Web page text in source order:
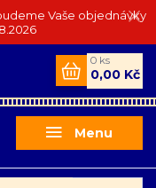
Vaše objednávky
Menu
0 ks
0,00 Kč